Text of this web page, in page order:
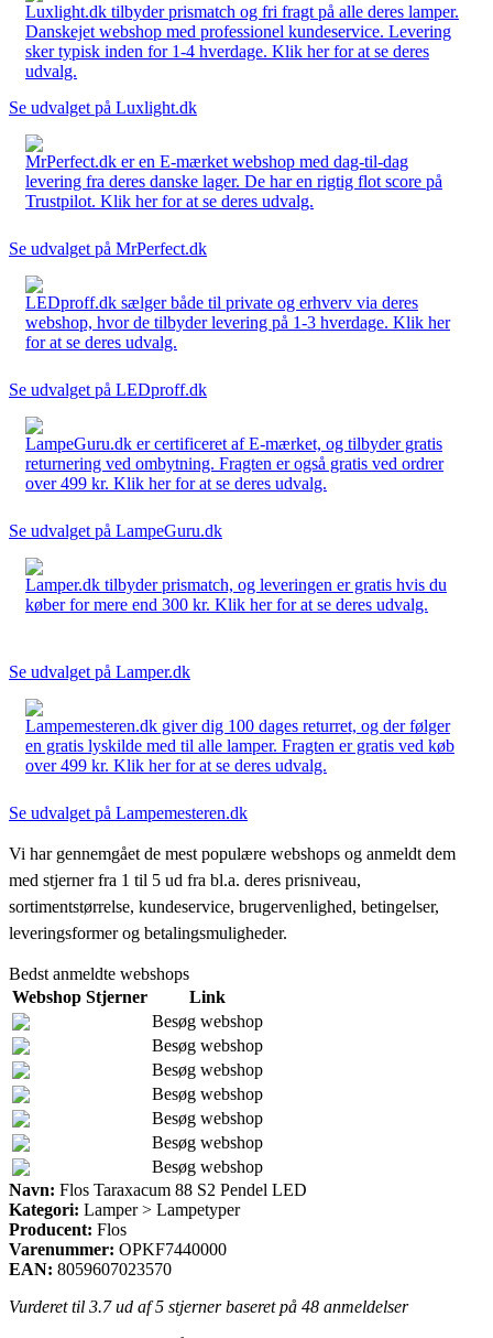
Luxlight.dk tilbyder prismatch og fri fragt på alle deres lamper.
Danskejet webshop med professionel kundeservice. Levering
sker typisk inden for 1-4 hverdage. Klik her for at se deres
udvalg.
Se udvalget på Luxlight.dk
MrPerfect.dk er en E-mærket webshop med dag-til-dag
levering fra deres danske lager. De har en rigtig flot score på
Trustpilot. Klik her for at se deres udvalg.
Se udvalget på MrPerfect.dk
LEDproff.dk sælger både til private og erhverv via deres
webshop, hvor de tilbyder levering på 1-3 hverdage. Klik her
for at se deres udvalg.
Se udvalget på LEDproff.dk
LampeGuru.dk er certificeret af E-mærket, og tilbyder gratis
returnering ved ombytning. Fragten er også gratis ved ordrer
over 499 kr. Klik her for at se deres udvalg.
Se udvalget på LampeGuru.dk
Lamper.dk tilbyder prismatch, og leveringen er gratis hvis du
køber for mere end 300 kr. Klik her for at se deres udvalg.
Se udvalget på Lamper.dk
Lampemesteren.dk giver dig 100 dages returret, og der følger
en gratis lyskilde med til alle lamper. Fragten er gratis ved køb
over 499 kr. Klik her for at se deres udvalg.
Se udvalget på Lampemesteren.dk
Vi har gennemgået de mest populære webshops og anmeldt dem
med stjerner fra 1 til 5 ud fra bl.a. deres prisniveau,
sortimentstørrelse, kundeservice, brugervenlighed, betingelser,
leveringsformer og betalingsmuligheder.
Bedst anmeldte webshops
Webshop Stjerner
Link
Besøg webshop
Besøg webshop
Besøg webshop
Besøg webshop
Besøg webshop
Besøg webshop
Besøg webshop
Navn: Flos Taraxacum 88 S2 Pendel LED
Kategori: Lamper > Lampetyper
Producent: Flos
Varenummer: OPKF7440000
EAN: 8059607023570
Vurderet til 3.7ud af 5 stjerner baseret på 48 anmeldelser